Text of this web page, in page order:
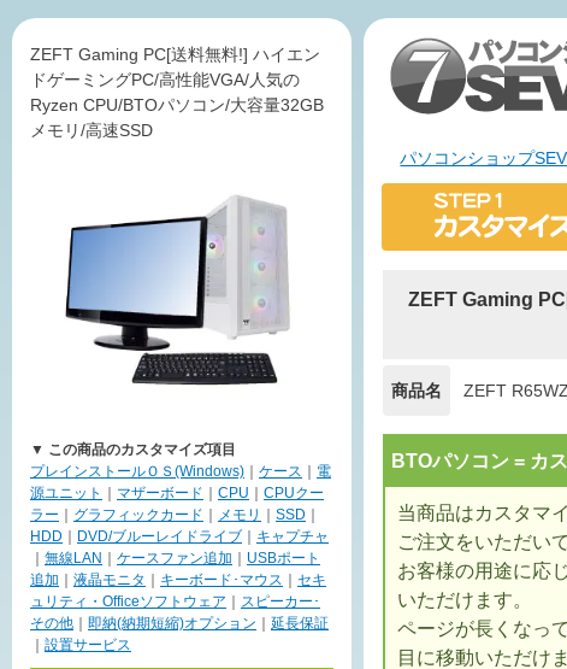
ZEFT Gaming PC[送料無料!] ハイエン
ドゲーミングPC/高性能VGA/人気の
Ryzen CPU/BTOパソコン/大容量32GB
メモリ/高速SSD
▼ この商品のカスタマイズ項目
プレインストールＯＳ(Windows)
ケース
電
源ユニット
マザーボード CPU
CPUクー
ラー
グラフィックカード メモリ SSD
HDD
DVD/ブルーレイドライブ
キャプチャ
無線LAN ケースファン追加
USBポート
追加
液晶モニタ キーボード･マウス
セキ
ュリティ・Officeソフトウェア
スピーカー･
その他
即納(納期短縮)オプション
延長保証
設置サービス
パソコンショップ
ZEFT Gaming
商品名 ZEFT R65WZ
BTOパソコン = カ
当商品はカスタマ
ご注文をいただい
お客様の用途に応
いただけます。
ページが長くなっ
目に移動いただけ